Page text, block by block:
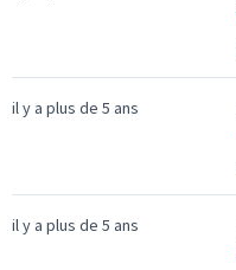
il y a plus de 5 ans
il y a plus de 5 ans